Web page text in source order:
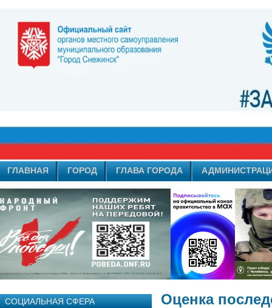
ГЛАВНАЯ ГОРОД ГЛАВА ГОРОДА
СОЦИАЛЬНАЯ СФЕРА Оценка